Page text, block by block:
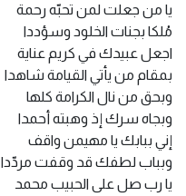
يا من جعلت لمن تحبّه رحمة
مُلكا بجنات الخلود وسؤددا
اجعل عبيدك في كريم عناية
بمقام من يأتي القيامة شاهدا
وبحق من نال الكرامة كلها
وبجاه سرك إذ وهبته أحمدا
إني ببابك يا مهيمن واقف
وبباب لطفك قد وقفت مردّدا
يا رب صل على الحبيب محمد